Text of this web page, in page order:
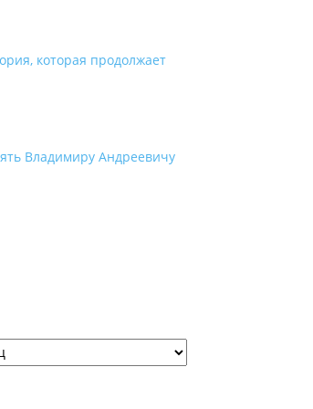
которая продолжает
Владимиру Андреевичу